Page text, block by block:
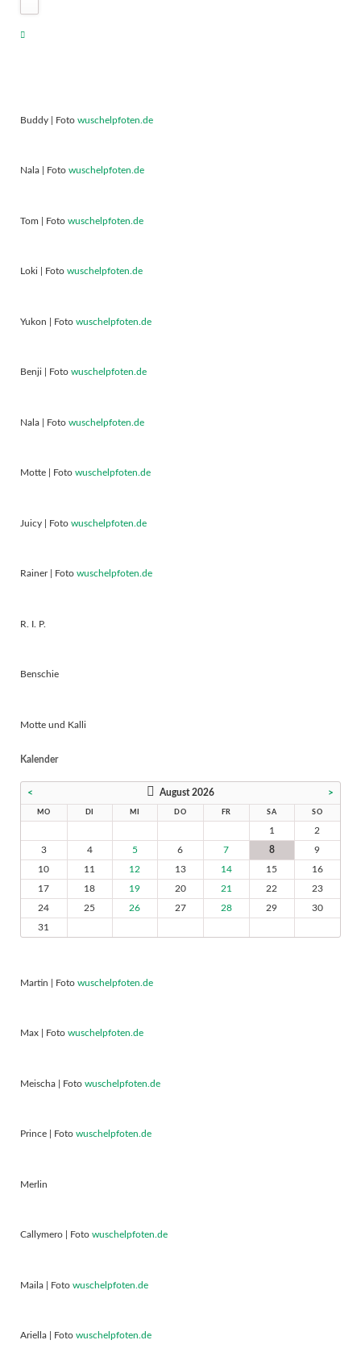
Buddy | Foto wuschelpfoten.de
Nala | Foto wuschelpfoten.de
Tom | Foto wuschelpfoten.de
Loki | Foto wuschelpfoten.de
Yukon | Foto wuschelpfoten.de
Benji | Foto wuschelpfoten.de
Nala | Foto wuschelpfoten.de
Motte | Foto wuschelpfoten.de
Juicy | Foto wuschelpfoten.de
Rainer | Foto wuschelpfoten.de
R. I. P.
Benschie
Motte und Kalli
Kalender
< August 2026 >
MO DI MI DO FR SA SO
1
2
3
4 5 6 7 8
9
10
11 12 13 14 15
16
17
18 19 20 21 22
23
24
25 26 27 28 29
30
31
Martin | Foto wuschelpfoten.de
Max | Foto wuschelpfoten.de
Meischa | Foto wuschelpfoten.de
Prince | Foto wuschelpfoten.de
Merlin
Callymero | Foto wuschelpfoten.de
Maila | Foto wuschelpfoten.de
Ariella | Foto wuschelpfoten.de